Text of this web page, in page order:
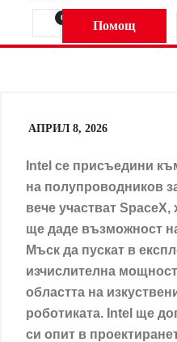
0
Помощ
АПРИЛ 8, 2026
Intel се присъедини
на полупроводников
вече участват SpaceX,
ще даде възможност
Мъск да пускат в
изчислителна
областта на
роботиката. Intel ще
си опит в